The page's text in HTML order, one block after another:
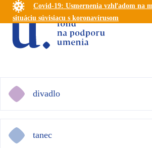
Covid-19: Usmernenia vzhľadom na
situáciu súvisiacu s koronavírusom
divadlo
tanec